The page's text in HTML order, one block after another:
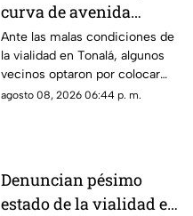
curva de avenida
Patria
Ante las malas condiciones de
la vialidad en Tonalá, algunos
vecinos optaron por colocar
una llanta como señalamiento
agosto 08, 2026 06:44 p. m.
Denuncian pésimo
estado de la vialidad en